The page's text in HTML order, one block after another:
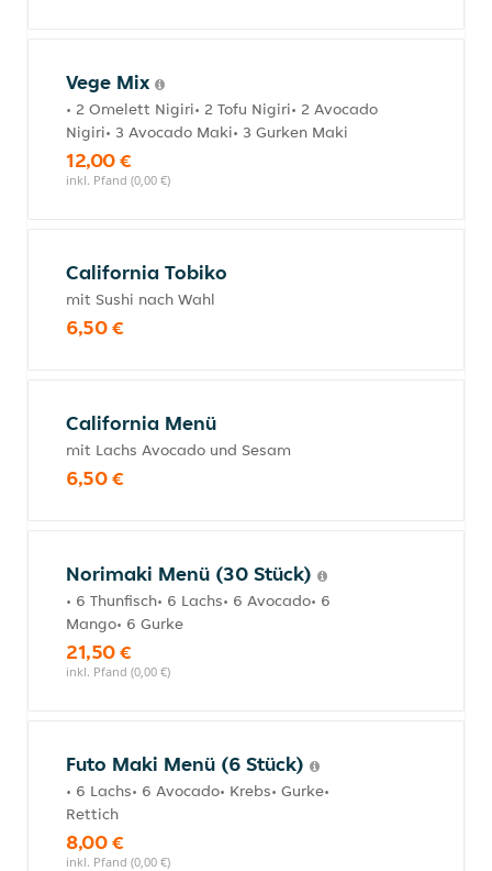
Vege Mix
• 2 Omelett Nigiri• 2 Tofu Nigiri• 2 Avocado
Nigiri• 3 Avocado Maki• 3 Gurken Maki
12,00 €
inkl. Pfand (0,00 €)
California Tobiko
mit Sushi nach Wahl
6,50 €
California Menü
mit Lachs Avocado und Sesam
6,50 €
Norimaki Menü (30 Stück)
• 6 Thunfisch• 6 Lachs• 6 Avocado• 6
Mango• 6 Gurke
21,50 €
inkl. Pfand (0,00 €)
Futo Maki Menü (6 Stück)
• 6 Lachs• 6 Avocado• Krebs• Gurke•
Rettich
8,00 €
inkl. Pfand (0,00 €)